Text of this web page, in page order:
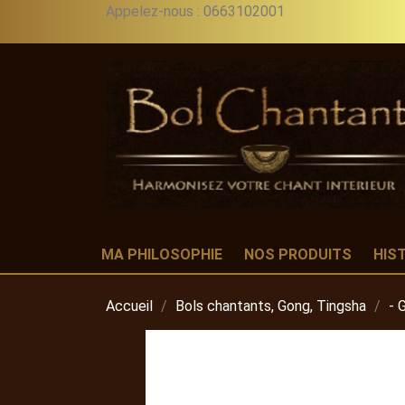
Appelez-nous : 0663102001
MA PHILOSOPHIE NOS PRODUITS
Accueil Bols chantants, Gong, Tingsha -